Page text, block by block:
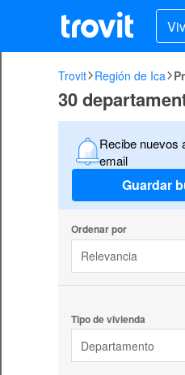
Trovit Región de Ica
30
Recibe nuevos
email
Guardar
Ordenar por
Relevancia
Tipo de vivienda
Departamento